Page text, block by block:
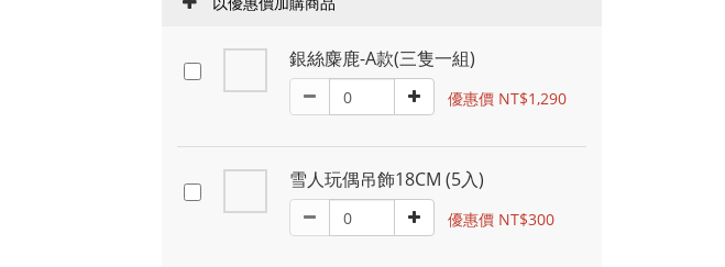
銀絲麋鹿-A款(三隻一組)
優惠價 NT$1,290
雪人玩偶吊飾18CM (5入)
優惠價 NT$300